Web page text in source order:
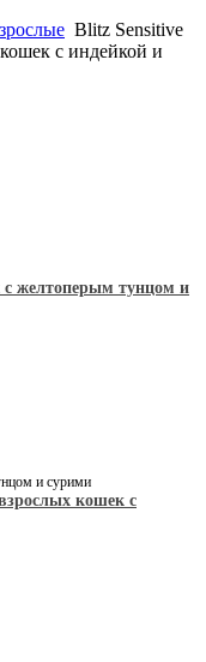
Blitz Sensitive
с индейкой и
желтоперым тунцом и
и сурими
кошек с